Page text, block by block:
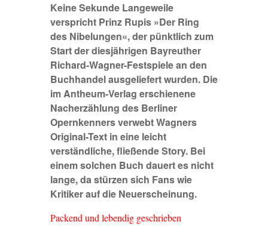
Keine Sekunde Langeweile
verspricht Prinz Rupis »Der Ring
des Nibelungen«, der pünktlich zum
Start der diesjährigen Bayreuther
Richard-Wagner-Festspiele an den
Buchhandel ausgeliefert wurden. Die
im Antheum-Verlag erschienene
Nacherzählung des Berliner
Opernkenners verwebt Wagners
Original-Text in eine leicht
verständliche, fließende Story. Bei
einem solchen Buch dauert es nicht
lange, da stürzen sich Fans wie
Kritiker auf die Neuerscheinung.
Packend und lebendig geschrieben